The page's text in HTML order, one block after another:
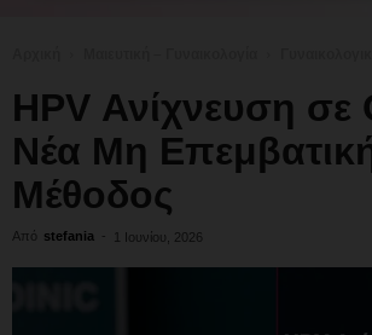
HPV Ανίχνευση
Νέα Μη
Μέθοδος
Από stefania - 1 Ιουνίου, 2026